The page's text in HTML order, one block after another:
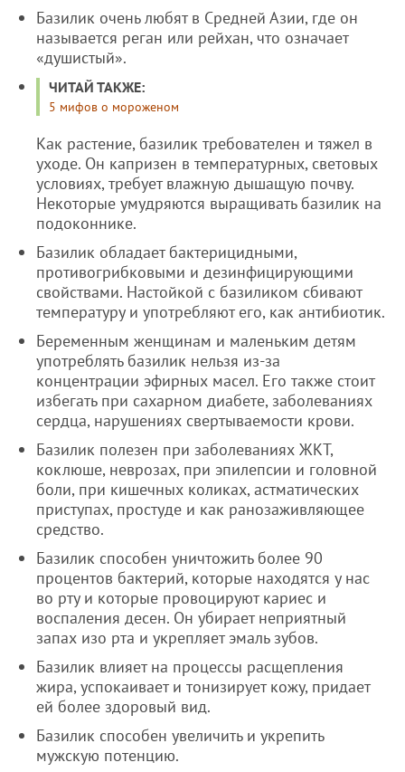
Базилик очень любят в Средней Азии, где он
называется реган или рейхан, что означает
«душистый».
ЧИТАЙ ТАКЖЕ:
5 мифов о мороженом
Как растение, базилик требователен и тяжел в
уходе. Он капризен в температурных, световых
условиях, требует влажную дышащую почву.
Некоторые умудряются выращивать базилик на
подоконнике.
Базилик обладает бактерицидными,
противогрибковыми и дезинфицирующими
свойствами. Настойкой с базиликом сбивают
температуру и употребляют его, как антибиотик.
Беременным женщинам и маленьким детям
употреблять базилик нельзя из-за
концентрации эфирных масел. Его также стоит
избегать при сахарном диабете, заболеваниях
сердца, нарушениях свертываемости крови.
Базилик полезен при заболеваниях ЖКТ,
коклюше, неврозах, при эпилепсии и головной
боли, при кишечных коликах, астматических
приступах, простуде и как ранозаживляющее
средство.
Базилик способен уничтожить более 90
процентов бактерий, которые находятся у нас
во рту и которые провоцируют кариес и
воспаления десен. Он убирает неприятный
запах изо рта и укрепляет эмаль зубов.
Базилик влияет на процессы расщепления
жира, успокаивает и тонизирует кожу, придает
ей более здоровый вид.
Базилик способен увеличить и укрепить
мужскую потенцию.